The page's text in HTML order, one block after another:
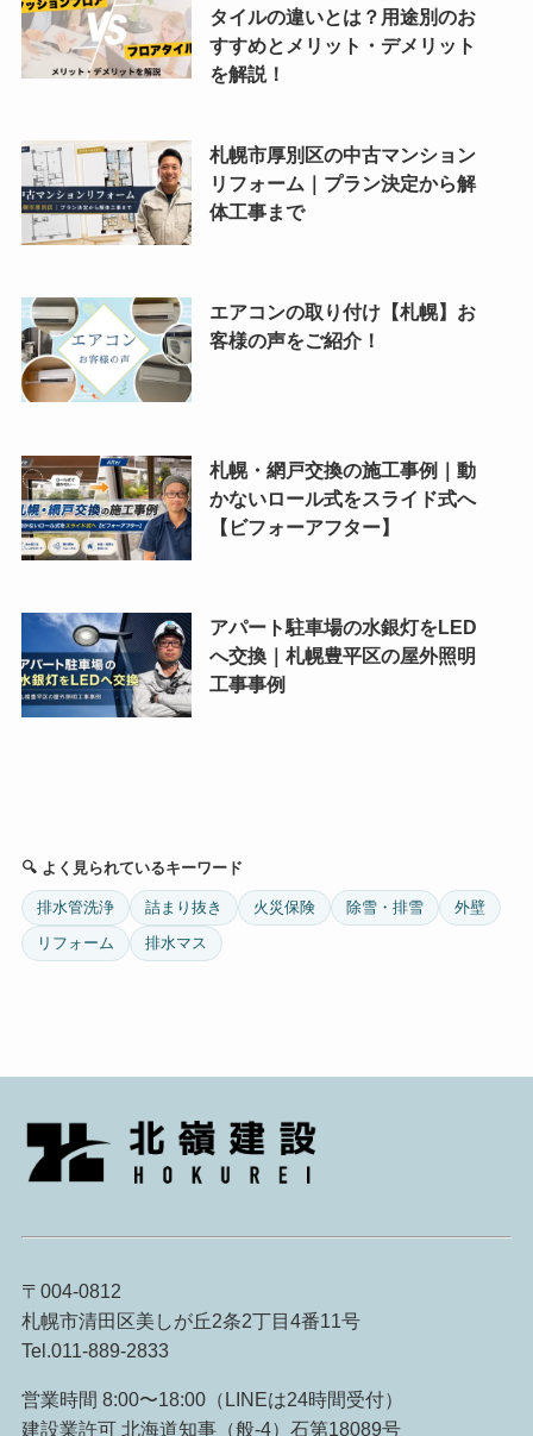
タイルの違いとは？用途別のお
すすめとメリット・デメリット
を解説！
札幌市厚別区の中古マンション
リフォーム｜プラン決定から解
体工事まで
エアコンの取り付け【札幌】お
客様の声をご紹介！
札幌・網戸交換の施工事例｜動
かないロール式をスライド式へ
【ビフォーアフター】
アパート駐車場の水銀灯をLED
へ交換｜札幌豊平区の屋外照明
工事事例
🔍 よく見られているキーワード
排水管洗浄 詰まり抜き 火災保険 除雪・排雪
外壁
リフォーム
排水マス
〒004-0812
札幌市清田区美しが丘2条2丁目4番11号
Tel.011-889-2833
営業時間 8:00〜18:00（LINEは24時間受付）
建設業許可 北海道知事（般-4）石第18089号